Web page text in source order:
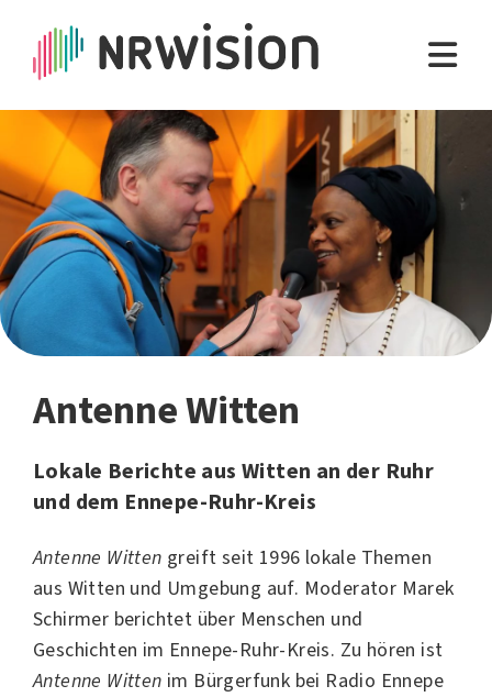
Antenne Witten
Lokale Berichte aus Witten an der Ruhr
und dem Ennepe-Ruhr-Kreis
Antenne Witten greift seit 1996 lokale Themen
aus Witten und Umgebung auf. Moderator Marek
Schirmer berichtet über Menschen und
Geschichten im Ennepe-Ruhr-Kreis. Zu hören ist
Antenne Witten im Bürgerfunk bei Radio Ennepe